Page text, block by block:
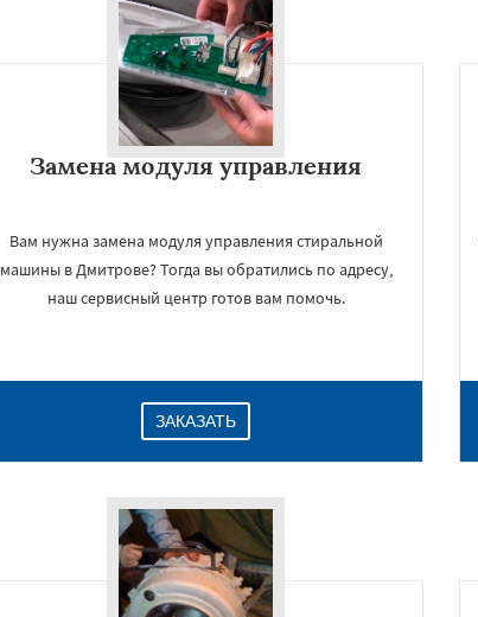
Замена модуля управления
Вам нужна замена модуля управления стиральной
машины в Дмитрове? Тогда вы обратились по адресу,
наш сервисный центр готов вам помочь.
ЗАКАЗАТЬ